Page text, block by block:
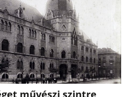
művészi szintre